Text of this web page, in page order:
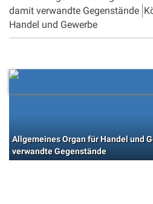
damit verwandte Gegenstände
Handel und Gewerbe
Allgemeines Organ für Handel und
verwandte Gegenstände